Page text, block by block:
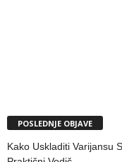
POSLEDNJE OBJAVE
Kako Uskladiti Varijansu